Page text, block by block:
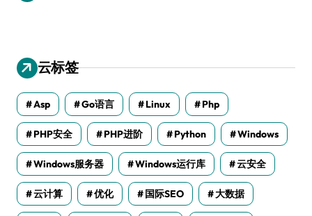
云标签
Asp Go语言 Linux Php
PHP安全 PHP进阶 Python Windows
Windows服务器 Windows运行库 云安全
云计算 优化 国际SEO 大数据